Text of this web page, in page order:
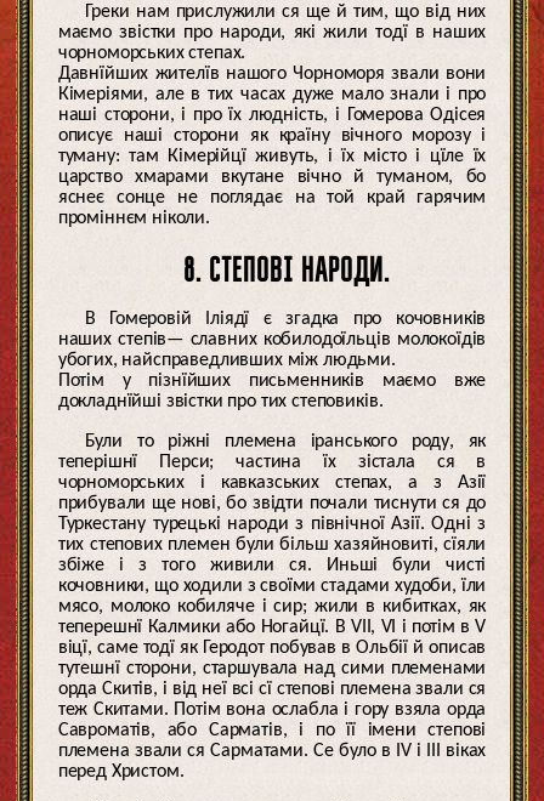
Греки нам прислужили ся ще й тим, що від них
маємо звістки про народи, які жили тодї в наших
чорноморських степах.
Давнїйших жителїв нашого Чорноморя звали вони
Кімеріями, але в тих часах дуже мало знали і про
наші сторони, і про їх людність, і Гомерова Одісея
описує наші сторони як країну вічного морозу і
туману: там Кімерійцї живуть, і їх місто і цїле їх
царство хмарами вкутане вічно й туманом, бо
яснеє сонце не поглядає на той край гарячим
проміннєм ніколи.
8. СТЕПОВІ НАРОДИ.
В Гомеровій Іліядї є згадка про кочовників
наших степів— славних кобилодоїльців молокоїдів
убогих, найсправедливших між людьми.
Потім у пізнїйших письменників маємо вже
докладнїйші звістки про тих степовиків.
Були то ріжні племена іранського роду, як
теперішнї Перси; частина їх зістала ся в
чорноморських і кавказських степах, а з Азії
прибували ще нові, бо звідти почали тиснути ся до
Туркестану турецькі народи з північної Азії. Одні з
тих степових племен були більш хазяйновиті, сїяли
збіже і з того живили ся. Иньші були чисті
кочовники, що ходили з своїми стадами худоби, їли
мясо, молоко кобиляче і сир; жили в кибитках, як
теперешнї Калмики або Ногайцї. В VII, VI і потім в V
віцї, саме тодї як Геродот побував в Ольбії й описав
тутешнї сторони, старшувала над сими племенами
орда Скитів, і від неї всі сї степові племена звали ся
теж Скитами. Потім вона ослабла і гору взяла орда
Савроматів, або Сарматів, і по її імени степові
племена звали ся Сарматами. Се було в IV і III віках
перед Христом.